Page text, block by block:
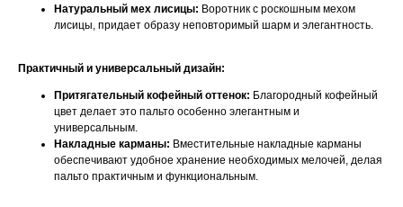
Натуральный мех лисицы: Воротник с роскошным мехом
лисицы, придает образу неповторимый шарм и элегантность.
Практичный и универсальный дизайн:
Притягательный кофейный оттенок: Благородный кофейный
цвет делает это пальто особенно элегантным и
универсальным.
Накладные карманы: Вместительные накладные карманы
обеспечивают удобное хранение необходимых мелочей, делая
пальто практичным и функциональным.